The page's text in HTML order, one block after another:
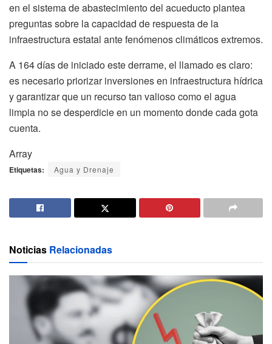
en el sistema de abastecimiento del acueducto plantea
preguntas sobre la capacidad de respuesta de la
infraestructura estatal ante fenómenos climáticos extremos.
A 164 días de iniciado este derrame, el llamado es claro:
es necesario priorizar inversiones en infraestructura hídrica
y garantizar que un recurso tan valioso como el agua
limpia no se desperdicie en un momento donde cada gota
cuenta.
Array
Etiquetas: Agua y Drenaje
Noticias Relacionadas